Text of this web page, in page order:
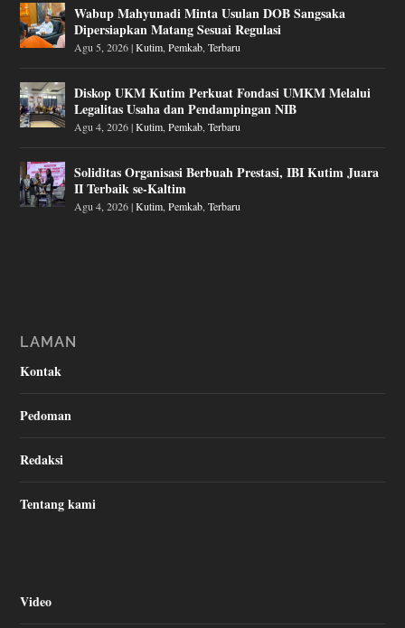
Wabup Mahyunadi Minta Usulan DOB Sangsaka
Dipersiapkan Matang Sesuai Regulasi
Agu 5, 2026|Kutim ,Pemkab ,Terbaru
Diskop UKM Kutim Perkuat Fondasi UMKM Melalui
Legalitas Usaha dan Pendampingan NIB
Agu 4, 2026|Kutim ,Pemkab ,Terbaru
Soliditas Organisasi Berbuah Prestasi, IBI Kutim Juara
II Terbaik se-Kaltim
Agu 4, 2026|Kutim ,Pemkab ,Terbaru
LAMAN
Kontak
Pedoman
Redaksi
Tentang kami
Video